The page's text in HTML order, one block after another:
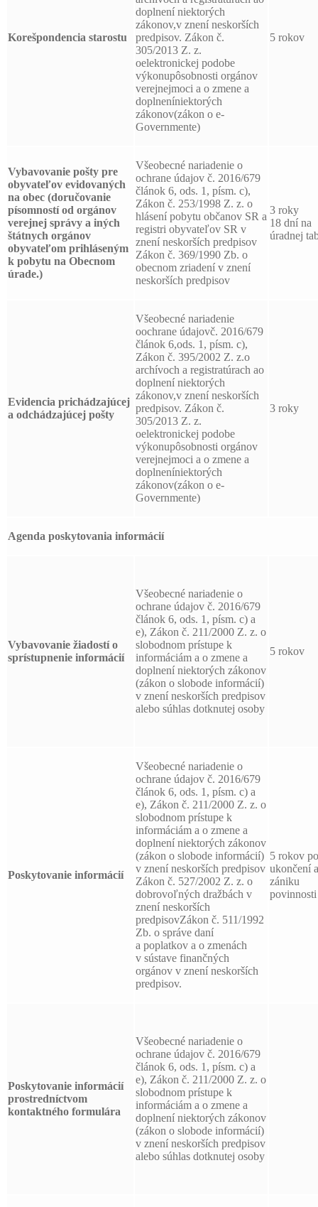
Korešpondencia starostu
doplnení niektorých
zákonov,v znení neskorších
predpisov. Zákon č.
305/2013 Z. z.
oelektronickej podobe
výkonupôsobnosti orgánov
verejnejmoci a o zmene a
doplneníniektorých
zákonov(zákon o e-
Governmente)
5 rokov
Vybavovanie pošty pre
obyvateľov evidovaných
na obec (doručovanie
písomností od orgánov
verejnej správy a iných
štátnych orgánov
obyvateľom prihláseným
k pobytu na Obecnom
úrade.)
Všeobecné nariadenie o
ochrane údajov č. 2016/679
článok 6, ods. 1, písm. c),
Zákon č. 253/1998 Z. z. o
hlásení pobytu občanov SR a
registri obyvateľov SR v
znení neskorších predpisov
Zákon č. 369/1990 Zb. o
obecnom zriadení v znení
neskorších predpisov
3 roky
18 dní na
úradnej
Evidencia prichádzajúcej
a odchádzajúcej pošty
Všeobecné nariadenie
oochrane údajovč. 2016/679
článok 6,ods. 1, písm. c),
Zákon č. 395/2002 Z. z.o
archívoch a registratúrach ao
doplnení niektorých
zákonov,v znení neskorších
predpisov. Zákon č.
305/2013 Z. z.
oelektronickej podobe
výkonupôsobnosti orgánov
verejnejmoci a o zmene a
doplneníniektorých
zákonov(zákon o e-
Governmente)
3 roky
Agenda poskytovania informácií
Vybavovanie žiadostí o
sprístupnenie informácií
Všeobecné nariadenie o
ochrane údajov č. 2016/679
článok 6, ods. 1, písm. c) a
e), Zákon č. 211/2000 Z. z. o
slobodnom prístupe k
informáciám a o zmene a
doplnení niektorých zákonov
(zákon o slobode informácií)
v znení neskorších predpisov
alebo súhlas dotknutej osoby
5 rokov
Poskytovanie informácií
Všeobecné nariadenie o
ochrane údajov č. 2016/679
článok 6, ods. 1, písm. c) a
e), Zákon č. 211/2000 Z. z. o
slobodnom prístupe k
informáciám a o zmene a
doplnení niektorých zákonov
(zákon o slobode informácií)
v znení neskorších predpisov
Zákon č. 527/2002 Z. z. o
dobrovoľných dražbách v
znení neskorších
predpisovZákon č. 511/1992
Zb. o správe daní
a poplatkov a o zmenách
v sústave finančných
orgánov v znení neskorších
predpisov.
5 rokov po
ukončení
zániku
povinnosti
Poskytovanie informácií
prostredníctvom
kontaktného formulára
Všeobecné nariadenie o
ochrane údajov č. 2016/679
článok 6, ods. 1, písm. c) a
e), Zákon č. 211/2000 Z. z. o
slobodnom prístupe k
informáciám a o zmene a
doplnení niektorých zákonov
(zákon o slobode informácií)
v znení neskorších predpisov
alebo súhlas dotknutej osoby